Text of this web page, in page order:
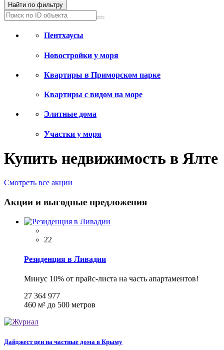
Найти по фильтру
Пентхаусы
Новостройки у моря
Квартиры в Приморском парке
Квартиры с видом на море
Элитные дома
Участки у моря
Купить недвижимость в Ялте
Смотреть все акции
Акции и выгодные предложения
22
Резиденция в Ливадии
Минус 10% от прайс-листа на часть апартаментов!
27 364 977
460 м² до 500 метров
Дайджест цен на частные дома в Крыму